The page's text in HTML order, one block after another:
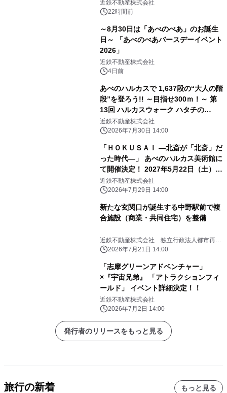
近鉄不動産株式会社
22時間前
～8月30日は「あべのべあ」のお誕生
日～ 「あべのべあバースデーイベント
2026」
近鉄不動産株式会社
4日前
あべのハルカスで 1,637段の“大人の階
段”を登ろう!! ～目指せ300ｍ！～ 第
13回 ハルカスウォーク ハタチの
challenge!! 2027年1月11日（月・
祝）「成人の日」に開催
近鉄不動産株式会社
2026年7月30日 14:00
「ＨＯＫＵＳＡＩ ―北斎が「北斎」だ
った時代―」 あべのハルカス美術館に
て開催決定！ 2027年5月22日（土）か
ら7月19日（月・祝）まで
近鉄不動産株式会社
2026年7月29日 14:00
新たな玄関口が誕生する中野駅前で複
合施設（商業・共同住宅）を整備
近鉄不動産株式会社 独立行政法人都市再生
機構2026年7月21日 14:00
「志摩グリーンアドベンチャー」
×『宇宙兄弟』 「アトラクションフィ
ールド」 イベント詳細決定！！
近鉄不動産株式会社
2026年7月2日 14:00
発行者のリリースをもっと見る
旅行の新着 もっと見る